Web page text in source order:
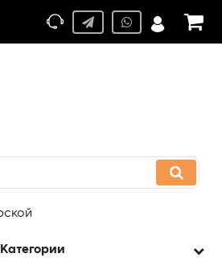
Категории